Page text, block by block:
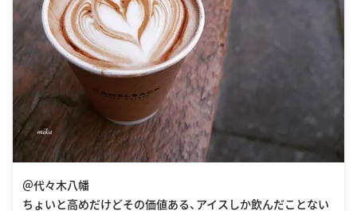
＠代々木八幡
ちょいと高めだけどその価値ある、アイスしか飲んだことない